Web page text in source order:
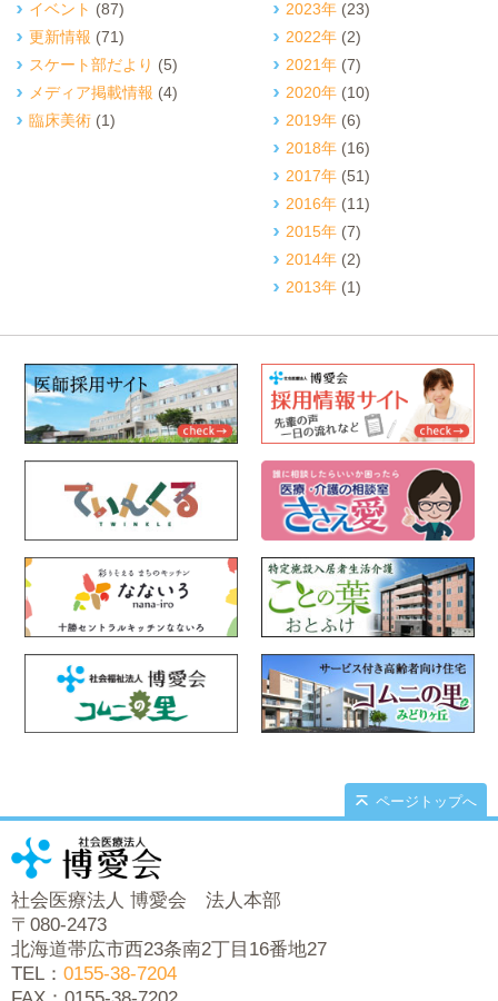
イベント (87)
更新情報 (71)
スケート部だより (5)
メディア掲載情報 (4)
臨床美術 (1)
2023年 (23)
2022年 (2)
2021年 (7)
2020年 (10)
2019年 (6)
2018年 (16)
2017年 (51)
2016年 (11)
2015年 (7)
2014年 (2)
2013年 (1)
ページトップへ
社会医療法人 博愛会 法人本部
〒080-2473
北海道帯広市西23条南2丁目16番地27
TEL： 0155-38-7204